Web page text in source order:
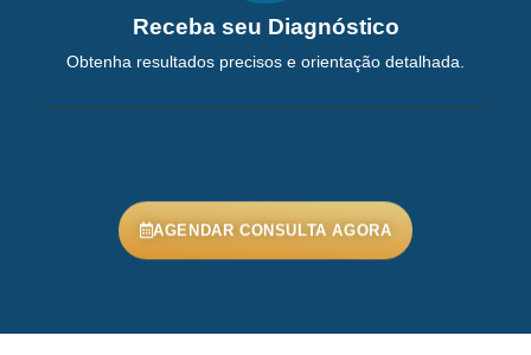
Receba seu Diagnóstico
Obtenha resultados precisos e orientação detalhada.
AGENDAR CONSULTA AGORA